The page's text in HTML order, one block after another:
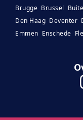
Brugge Brussel
Den Haag Deventer
Emmen Enschede